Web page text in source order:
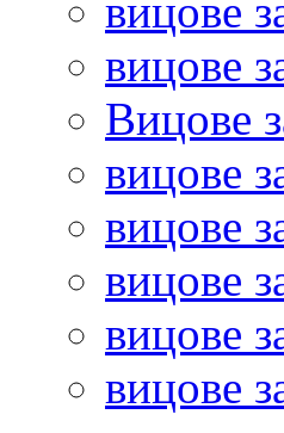
вицове
вицове
Вицове
вицове
вицове
вицове
вицове
вицове